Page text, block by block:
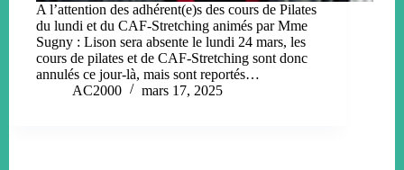
A l’attention des adhérent(e)s des cours de Pilates
du lundi et du CAF-Stretching animés par Mme
Sugny : Lison sera absente le lundi 24 mars, les
cours de pilates et de CAF-Stretching sont donc
annulés ce jour-là, mais sont reportés…
AC2000
mars 17, 2025